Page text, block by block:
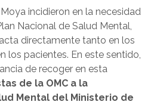
incidieron en la necesidad
Nacional de Salud Mental,
directamente tanto en los
los pacientes. En este sentido,
de recoger en esta
de la OMC a la
Mental del Ministerio de